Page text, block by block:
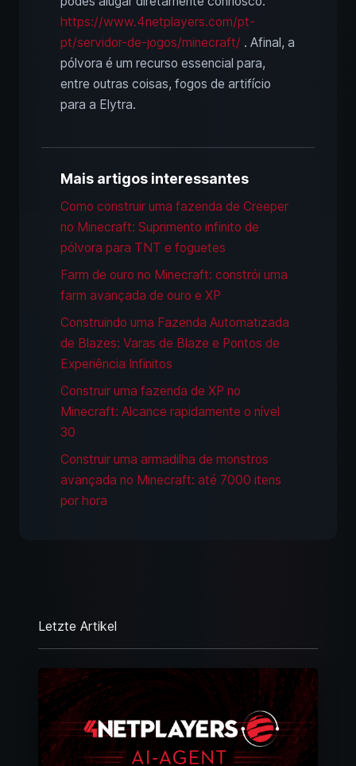
https://www.4netplayers.com/pt-
pt/servidor-de-jogos/minecraft/ . Afinal, a
pólvora é um recurso essencial para,
entre outras coisas, fogos de artifício
para a Elytra.
Mais artigos interessantes
Como construir uma fazenda de Creeper
no Minecraft: Suprimento infinito de
pólvora para TNT e foguetes
Farm de ouro no Minecraft: constrói uma
farm avançada de ouro e XP
Construindo uma Fazenda Automatizada
de Blazes: Varas de Blaze e Pontos de
Experiência Infinitos
Construir uma fazenda de XP no
Minecraft: Alcance rapidamente o nível
30
Construir uma armadilha de monstros
avançada no Minecraft: até 7000 itens
por hora
Letzte Artikel